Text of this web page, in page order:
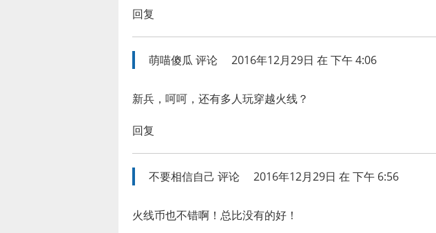
回复
萌喵傻瓜 评论 2016年12月29日 在 下午 4:06
新兵，呵呵，还有多人玩穿越火线？
回复
不要相信自己 评论 2016年12月29日 在 下午 6:56
火线币也不错啊！总比没有的好！